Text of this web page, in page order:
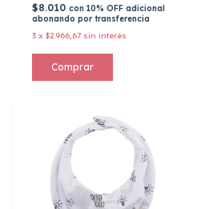
$8.010 con 10% OFF adicional
abonando por transferencia
3 x $2.966,67 sin interés